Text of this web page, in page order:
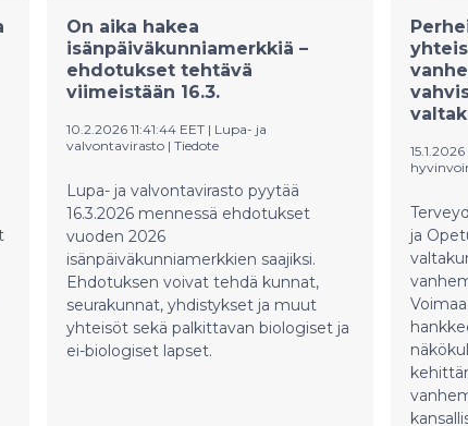
Työeläkevakuuttajat Telan
erityisasiantuntija Janne Pelkonen
pitää tärkeänä, että
lastensaantitoiveiden toteutumista
tukevia toimenpiteitä pohditaan
vakavasti ja tutkimustiedon pohjalta,
arjen
On aika hakea
isänpäiväkunniamerkkiä –
ehdotukset tehtävä
viimeistään 16.3.
10.2.2026 11:41:44 EET | Lupa- ja
valvontavirasto | Tiedote
Lupa- ja valvontavirasto pyytää
16.3.2026 mennessä ehdotukset
vuoden 2026
isänpäiväkunniamerkkien saajiksi.
Ehdotuksen voivat tehdä kunnat,
seurakunnat, yhdistykset ja muut
yhteisöt sekä palkittavan biologiset ja
ei-biologiset lapset.
ja